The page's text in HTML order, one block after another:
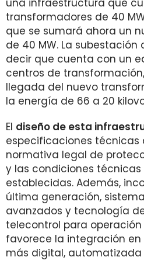
una infraestructura que
transformadores de 40
que se sumará ahora un
de 40 MW. La subestación
decir que cuenta con un
centros de
llegada del nuevo
la energía de 66 a 20
El diseño de esta
especificaciones técnicas
normativa legal de
y las condiciones técnicas
establecidas. Además,
última generación,
avanzados y tecnología
telecontrol para
favorece la integración
más digital, automatizada